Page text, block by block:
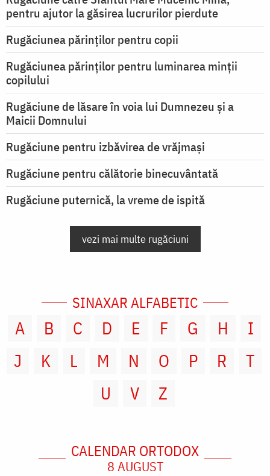
pentru ajutor la găsirea lucrurilor pierdute
Rugăciunea părinților pentru copii
Rugăciunea părinților pentru luminarea minţii
copilului
Rugăciune de lăsare în voia lui Dumnezeu şi a
Maicii Domnului
Rugăciune pentru izbăvirea de vrăjmași
Rugăciune pentru călătorie binecuvântată
Rugăciune puternică, la vreme de ispită
vezi mai multe rugăciuni
SINAXAR ALFABETIC
A B C D E F G H
I
J
K L M N O P R
T
U
V Z
CALENDAR ORTODOX
8 AUGUST